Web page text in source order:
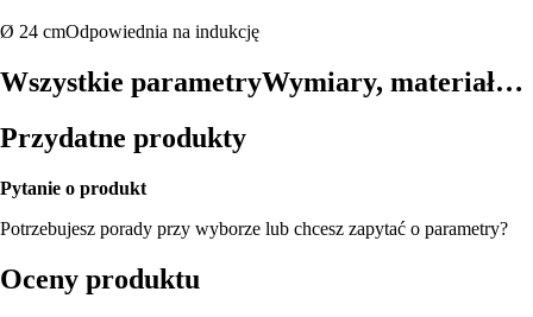
Ø 24 cmOdpowiednia na indukcję
Wszystkie parametryWymiary, materiał…
Przydatne produkty
Pytanie o produkt
Potrzebujesz porady przy wyborze lub chcesz zapytać o parametry?
Oceny produktu